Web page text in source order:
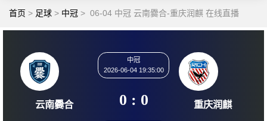
首页 > 足球 > 中冠 > 06-04 中冠 云南爨合-重庆润麒 在线直播
2026-06-04 19:35:00